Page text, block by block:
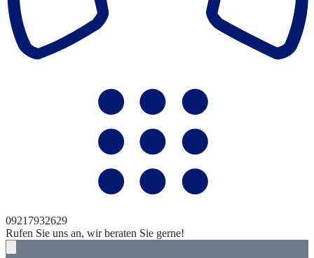
09217932629
Rufen Sie uns an, wir beraten Sie gerne!